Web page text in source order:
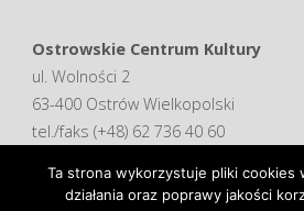
Ostrowskie Centrum Kultury
ul. Wolności 2
63-400 Ostrów Wielkopolski
tel./faks (+48) 62 736 40 60
Deklaracja dostępności
Ta strona wykorzystuje pliki cookies
działania oraz poprawy jakości